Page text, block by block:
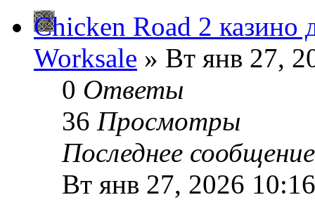
Chicken Road 2 казино
Worksale » Вт янв 27,
0 Ответы
36 Просмотры
Последнее
Вт янв 27, 2026